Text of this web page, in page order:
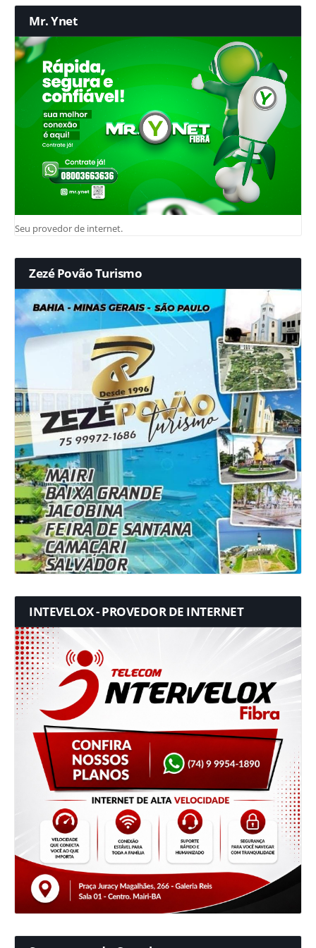
Mr. Ynet
Seu provedor de internet.
Zezé Povão Turismo
INTEVELOX - PROVEDOR DE INTERNET